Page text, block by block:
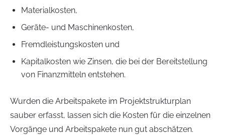
Materialkosten,
Geräte- und Maschinenkosten,
Fremdleistungskosten und
Kapitalkosten wie Zinsen, die bei der Bereitstellung
von Finanzmitteln entstehen.
Wurden die Arbeitspakete im Projektstrukturplan
sauber erfasst, lassen sich die Kosten für die einzelnen
Vorgänge und Arbeitspakete nun gut abschätzen.